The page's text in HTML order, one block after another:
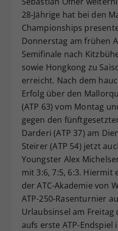
28-Jährige hat bei den
Championships
Donnerstag am frühen
Semifinale nach
sowie Hongkong zu
erreicht. Nach dem
Erfolg über den
(ATP 63) vom Montag
gegen den
Darderi (ATP 37) am
Steirer (ATP 54) jetzt
Youngster Alex
mit 3:6, 7:5, 6:3.
der ATC-Akademie von
ATP-250-Rasenturnier
Urlaubsinsel am Freitag
aufs erste ATP-
Zweck
Dieser Wert
zufällig
historische
Webseiten-
hat.